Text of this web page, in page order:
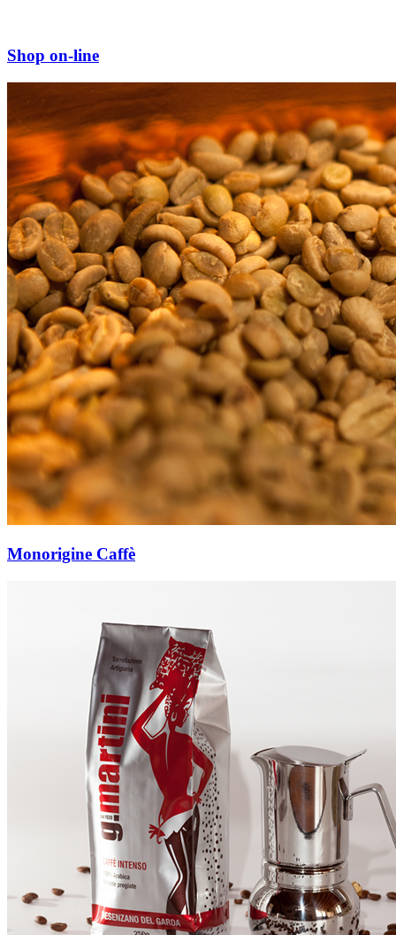
Shop on-line
Monorigine Caffè